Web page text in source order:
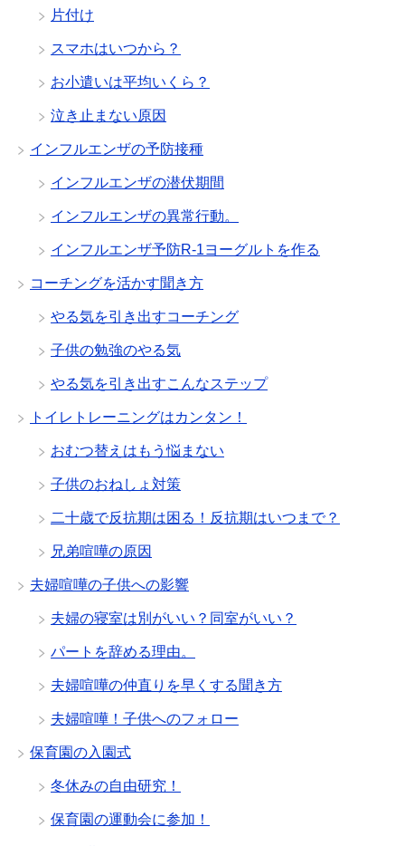
片付け
スマホはいつから？
お小遣いは平均いくら？
泣き止まない原因
インフルエンザの予防接種
インフルエンザの潜伏期間
インフルエンザの異常行動。
インフルエンザ予防R-1ヨーグルトを作る
コーチングを活かす聞き方
やる気を引き出すコーチング
子供の勉強のやる気
やる気を引き出すこんなステップ
トイレトレーニングはカンタン！
おむつ替えはもう悩まない
子供のおねしょ対策
二十歳で反抗期は困る！反抗期はいつまで？
兄弟喧嘩の原因
夫婦喧嘩の子供への影響
夫婦の寝室は別がいい？同室がいい？
パートを辞める理由。
夫婦喧嘩の仲直りを早くする聞き方
夫婦喧嘩！子供へのフォロー
保育園の入園式
冬休みの自由研究！
保育園の運動会に参加！